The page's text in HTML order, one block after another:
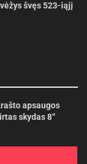
matyti jaunus
ir
švęs 523-iąjį
apsaugos
skydas 8“